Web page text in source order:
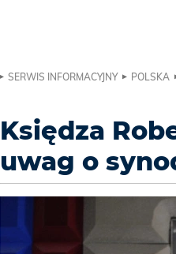
SERWIS INFORMACYJNY POLSKA
Księdza
uwag o